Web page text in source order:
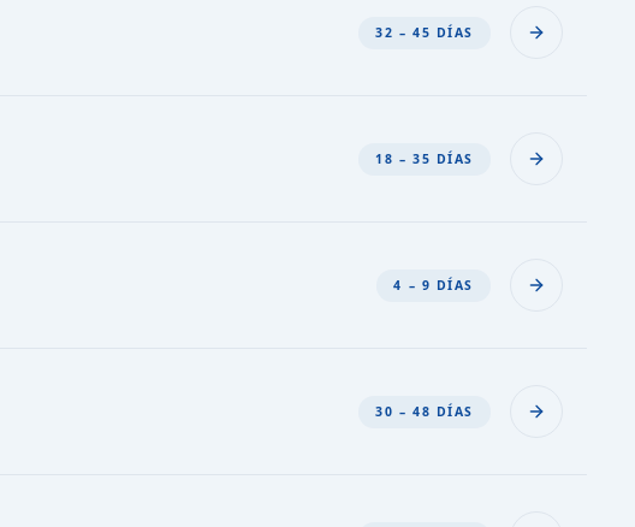
32 – 45 DÍAS
18 – 35 DÍAS
4 – 9 DÍAS
30 – 48 DÍAS